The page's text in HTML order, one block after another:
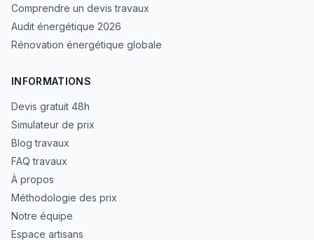
Comprendre un devis travaux
Audit énergétique 2026
Rénovation énergétique globale
INFORMATIONS
Devis gratuit 48h
Simulateur de prix
Blog travaux
FAQ travaux
À propos
Méthodologie des prix
Notre équipe
Espace artisans